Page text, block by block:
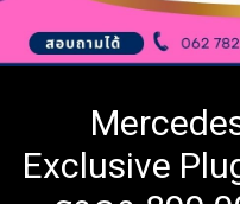
Exclusive